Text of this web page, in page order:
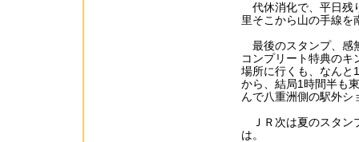
代休消化で、平日残
里そこから山の手線を
最後のスタンプ、感
コンプリート特典の
場所に行くも、なんと
から、結局1時間半も
んで八重洲側の駅外シ
ＪＲ次は夏のスタン
は。